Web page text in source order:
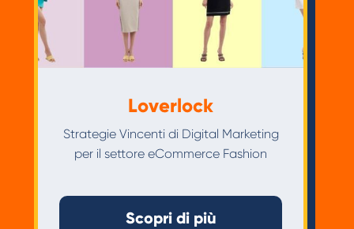
Loverlock
Strategie Vincenti di Digital Marketing
per il settore eCommerce Fashion
Scopri di più